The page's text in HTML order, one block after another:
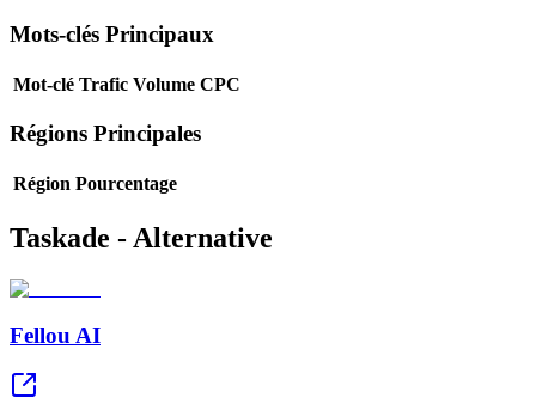
Mots-clés Principaux
Mot-clé Trafic Volume CPC
Régions Principales
Région Pourcentage
Taskade - Alternative
Fellou AI